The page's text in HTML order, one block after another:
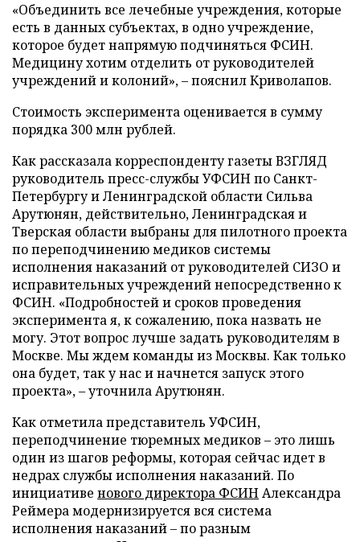
«Объединить все лечебные учреждения, которые
есть в данных субъектах, в одно учреждение,
которое будет напрямую подчиняться ФСИН.
Медицину хотим отделить от руководителей
учреждений и колоний», – пояснил Криволапов.
Стоимость эксперимента оценивается в сумму
порядка 300 млн рублей.
Как рассказала корреспонденту газеты ВЗГЛЯД
руководитель пресс-службы УФСИН по Санкт-
Петербургу и Ленинградской области Сильва
Арутюнян, действительно, Ленинградская и
Тверская области выбраны для пилотного проекта
по переподчинению медиков системы
исполнения наказаний от руководителей СИЗО и
исправительных учреждений непосредственно к
ФСИН. «Подробностей и сроков проведения
эксперимента я, к сожалению, пока назвать не
могу. Этот вопрос лучше задать руководителям в
Москве. Мы ждем команды из Москвы. Как только
она будет, так у нас и начнется запуск этого
проекта», – уточнила Арутюнян.
Как отметила представитель УФСИН,
переподчинение тюремных медиков – это лишь
один из шагов реформы, которая сейчас идет в
недрах службы исполнения наказаний. По
инициативе нового директора ФСИНАлександра
Реймера модернизируется вся система
исполнения наказаний – по разным